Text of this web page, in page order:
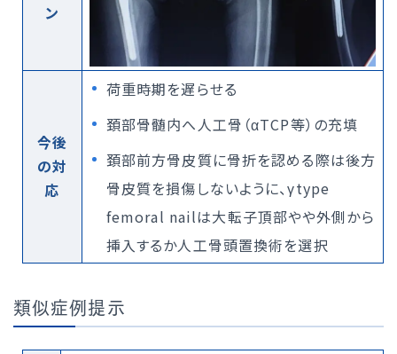
ン
今後
の対
応
荷重時期を遅らせる
頚部骨髄内へ人工骨（αTCP等）の充填
頚部前方骨皮質に骨折を認める際は後方
骨皮質を損傷しないように、γtype
femoral nailは大転子頂部やや外側から
挿入するか人工骨頭置換術を選択
類似症例提示